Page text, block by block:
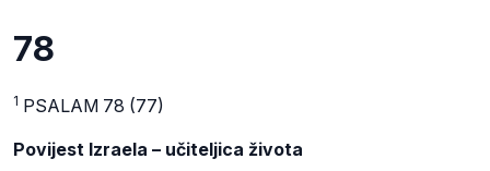
78
1 PSALAM 78 (77)
Povijest Izraela – učiteljica života